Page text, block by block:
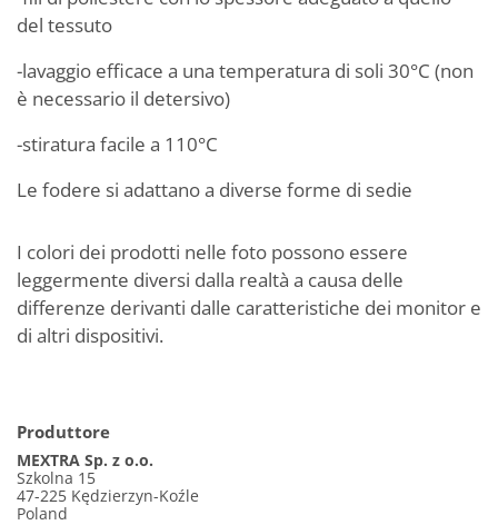
del tessuto
-lavaggio efficace a una temperatura di soli 30°C (non
è necessario il detersivo)
-stiratura facile a 110°C
Le fodere si adattano a diverse forme di sedie
I colori dei prodotti nelle foto possono essere
leggermente diversi dalla realtà a causa delle
differenze derivanti dalle caratteristiche dei monitor e
di altri dispositivi.
Produttore
MEXTRA Sp. z o.o.
Szkolna 15
47-225 Kędzierzyn-Koźle
Poland